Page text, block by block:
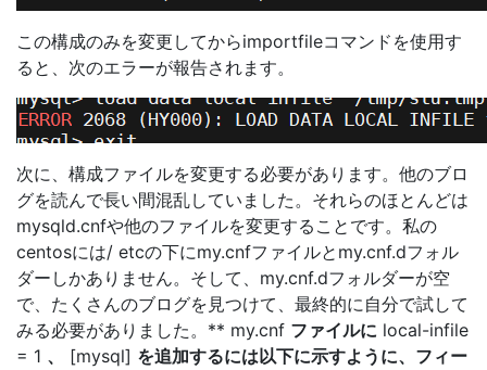
この構成のみを変更してからimportfileコマンドを使用す
ると、次のエラーが報告されます。
次に、構成ファイルを変更する必要があります。他のブロ
グを読んで長い間混乱していました。それらのほとんどは
mysqld.cnfや他のファイルを変更することです。私の
centosには/ etcの下にmy.cnfファイルとmy.cnf.dフォル
ダーしかありません。そして、my.cnf.dフォルダーが空
で、たくさんのブログを見つけて、最終的に自分で試して
みる必要がありました。** my.cnf ファイルに local-infile
= 1 、 [mysql] を追加するには以下に示すように、フィー